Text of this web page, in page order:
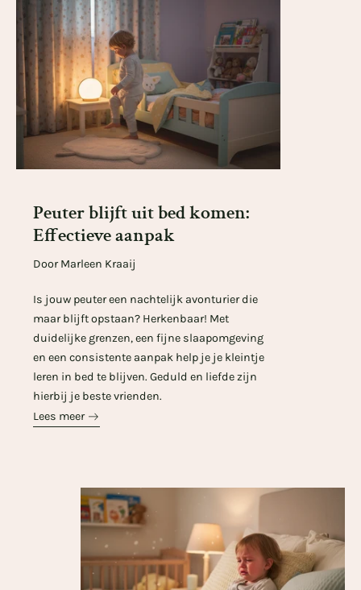
Peuter blijft uit bed komen:
Effectieve aanpak
Door Marleen Kraaij
Is jouw peuter een nachtelijk avonturier die
maar blijft opstaan? Herkenbaar! Met
duidelijke grenzen, een fijne slaapomgeving
en een consistente aanpak help je je kleintje
leren in bed te blijven. Geduld en liefde zijn
hierbij je beste vrienden.
Lees meer